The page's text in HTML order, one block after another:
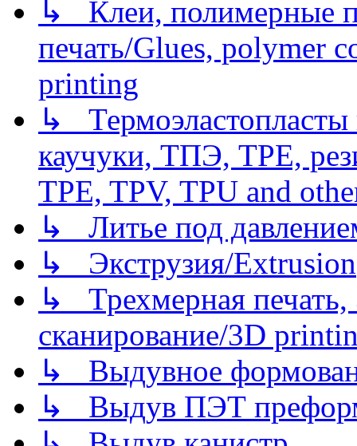
↳ Клеи, полимерные
печать/Glues, polymer
printing
↳
каучуки, ТПЭ, TPE,
TPE, TPV, TPU and
↳ Литье под
↳ Экструзия/Extrusion
↳ Трехмерная
сканирование/3D
↳ Выдувное
↳ Выдув ПЭТ